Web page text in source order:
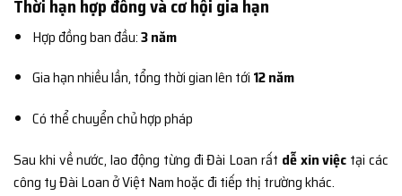
Thời hạn hợp đồng và cơ hội gia hạn
Hợp đồng ban đầu:3 năm
Gia hạn nhiều lần, tổng thời gian lên tới 12 năm
Có thể chuyển chủ hợp pháp
Sau khi về nước, lao động từng đi Đài Loan rất dễ xin việc tại các
công ty Đài Loan ở Việt Nam hoặc đi tiếp thị trường khác.